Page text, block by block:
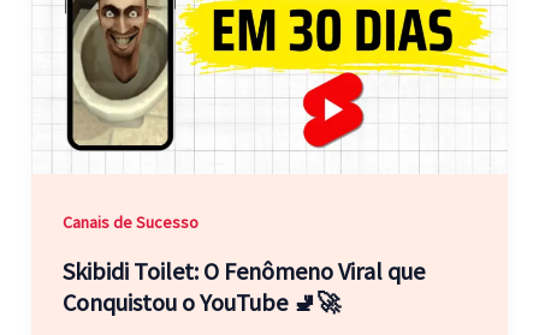
Canais de Sucesso
Skibidi Toilet: O Fenômeno Viral que
Conquistou o YouTube 🚽🚀